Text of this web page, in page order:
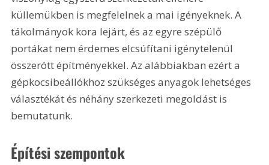
küllemükben is megfelelnek a mai igényeknek. A
tákolmányok kora lejárt, és az egyre szépülő
portákat nem érdemes elcsúfítani igénytelenül
összerótt építményekkel. Az alábbiakban ezért a
gépkocsibeállókhoz szükséges anyagok lehetséges
választékát és néhány szerkezeti megoldást is
bemutatunk.
Építési szempontok